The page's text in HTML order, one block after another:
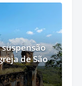
de São